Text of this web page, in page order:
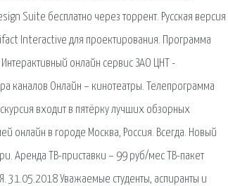
Suite бесплатно через торрент. Русская версия
Interactive для проектирования. Программа
онлайн сервис ЗАО ЦНТ -
каналов Онлайн – кинотеатры. Телепрограмма
входит в пятёрку лучших обзорных
онлайн в городе Москва, Россия. Всегда. Новый
Аренда ТВ-приставки – 99 руб/мес ТВ-пакет
31.05.2018 Уважаемые студенты, аспиранты и